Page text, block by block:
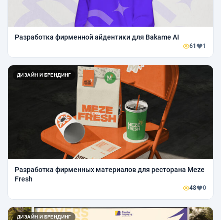
Разработка фирменной айдентики для Bakame AI
61 1
ДИЗАЙН И БРЕНДИНГ
Разработка фирменных материалов для ресторана Meze
Fresh
48 0
ДИЗАЙН И БРЕНДИНГ